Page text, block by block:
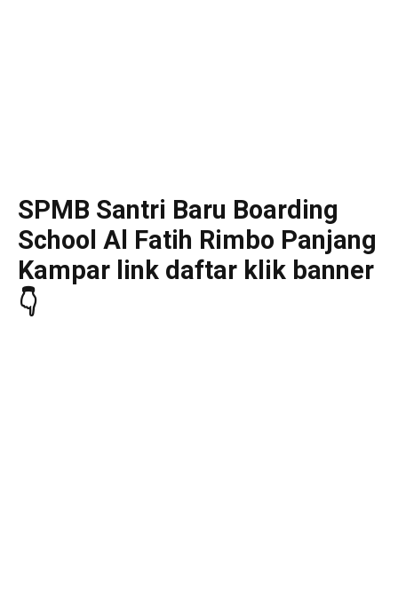
SPMB Santri Baru Boarding
School Al Fatih Rimbo Panjang
Kampar link daftar klik banner
👇